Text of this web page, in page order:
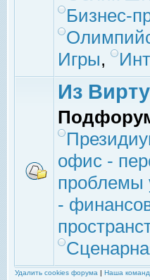
Бизнес-
Игры,
Из
офис -
проблемы
-
Удалить cookies форума | Наша